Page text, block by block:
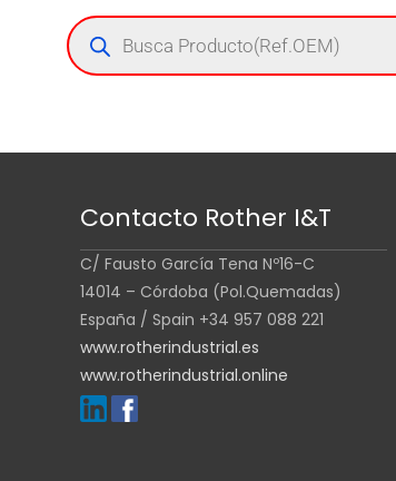
Contacto Rother I&T
C/ Fausto García Tena Nº16-C
14014 – Córdoba (Pol.Quemadas)
España / Spain +34 957 088 221
www.rotherindustrial.es
www.rotherindustrial.online